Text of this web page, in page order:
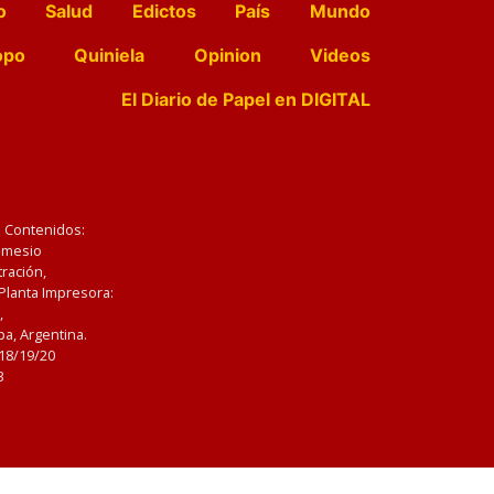
Salud Edictos País
Mundo
Quiniela Opinion
Videos
El Diario de Papel en DIGITAL
Impresora:
Argentina.
19/20